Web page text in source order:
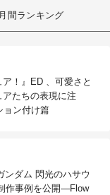
月間ランキング
！』ED 、可愛さと
たちの表現に注
ョン付け篇
ンダム 閃光のハサウ
作事例を公開―Flow